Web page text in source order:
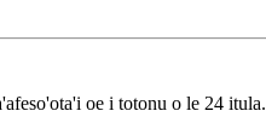
oe i totonu o le 24 itula.